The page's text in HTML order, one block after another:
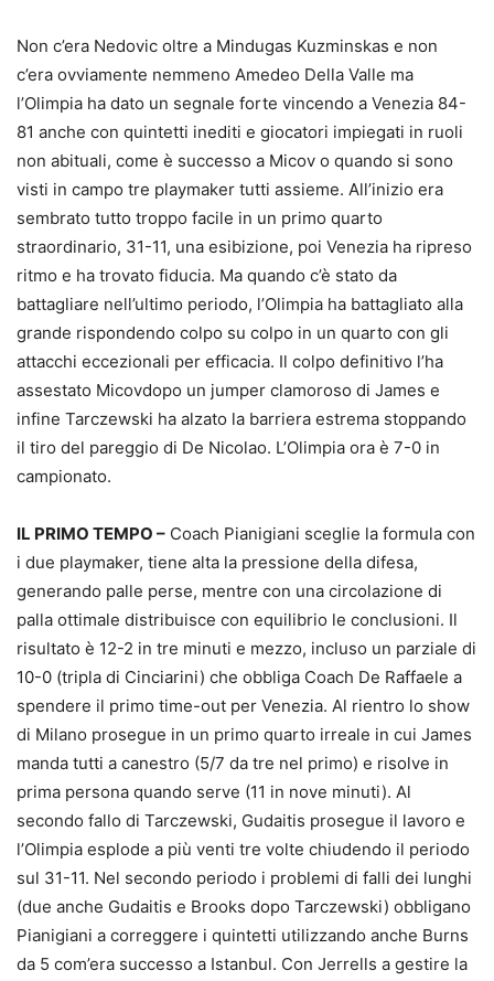
Non c’era Nedovic oltre a Mindugas Kuzminskas e non
c’era ovviamente nemmeno Amedeo Della Valle ma
l’Olimpia ha dato un segnale forte vincendo a Venezia 84-
81 anche con quintetti inediti e giocatori impiegati in ruoli
non abituali, come è successo a Micov o quando si sono
visti in campo tre playmaker tutti assieme. All’inizio era
sembrato tutto troppo facile in un primo quarto
straordinario, 31-11, una esibizione, poi Venezia ha ripreso
ritmo e ha trovato fiducia. Ma quando c’è stato da
battagliare nell’ultimo periodo, l’Olimpia ha battagliato alla
grande rispondendo colpo su colpo in un quarto con gli
attacchi eccezionali per efficacia. Il colpo definitivo l’ha
assestato Micovdopo un jumper clamoroso di James e
infine Tarczewski ha alzato la barriera estrema stoppando
il tiro del pareggio di De Nicolao. L’Olimpia ora è 7-0 in
campionato.
IL PRIMO TEMPO – Coach Pianigiani sceglie la formula con
i due playmaker, tiene alta la pressione della difesa,
generando palle perse, mentre con una circolazione di
palla ottimale distribuisce con equilibrio le conclusioni. Il
risultato è 12-2 in tre minuti e mezzo, incluso un parziale di
10-0 (tripla di Cinciarini) che obbliga Coach De Raffaele a
spendere il primo time-out per Venezia. Al rientro lo show
di Milano prosegue in un primo quarto irreale in cui James
manda tutti a canestro (5/7 da tre nel primo) e risolve in
prima persona quando serve (11 in nove minuti). Al
secondo fallo di Tarczewski, Gudaitis prosegue il lavoro e
l’Olimpia esplode a più venti tre volte chiudendo il periodo
sul 31-11. Nel secondo periodo i problemi di falli dei lunghi
(due anche Gudaitis e Brooks dopo Tarczewski) obbligano
Pianigiani a correggere i quintetti utilizzando anche Burns
da 5 com’era successo a Istanbul. Con Jerrells a gestire la